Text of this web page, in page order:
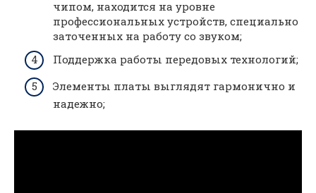
чипом, находится на уровне
профессиональных устройств, специально
заточенных на работу со звуком;
Поддержка работы передовых технологий;
Элементы платы выглядят гармонично и
надежно;